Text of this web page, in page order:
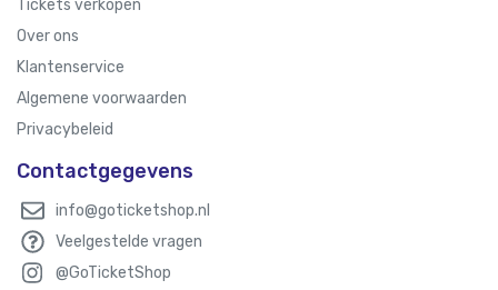
Tickets verkopen
Over ons
Klantenservice
Algemene voorwaarden
Privacybeleid
Contactgegevens
info@goticketshop.nl
Veelgestelde vragen
@GoTicketShop